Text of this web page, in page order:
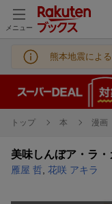
メニュー
熊本地震によ
トップ 本 漫画
美味しんぼア・ラ・
雁屋 哲 花咲 アキラ